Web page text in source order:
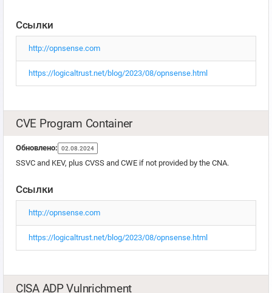
Ссылки
http://opnsense.com
https://logicaltrust.net/blog/2023/08/opnsense.html
CVE Program Container
Обновлено: 02.08.2024
SSVC and KEV, plus CVSS and CWE if not provided by the CNA.
Ссылки
http://opnsense.com
https://logicaltrust.net/blog/2023/08/opnsense.html
CISA ADP Vulnrichment